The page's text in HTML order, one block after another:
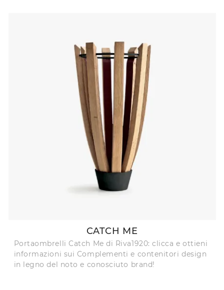
CATCH ME
Portaombrelli Catch Me di Riva1920: clicca e ottieni
informazioni sui Complementi e contenitori design
in legno del noto e conosciuto brand!